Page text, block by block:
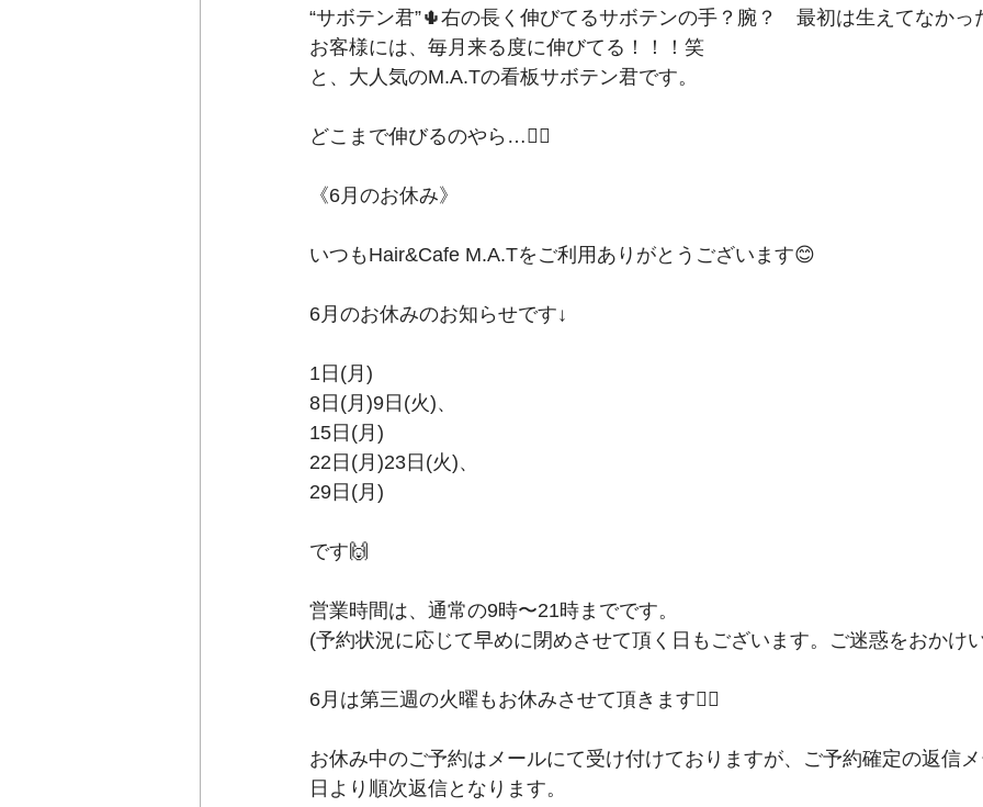
“サボテン君”🌵右の長く伸びてるサボテンの手？腕？　最初は生えてなかっ
お客様には、毎月来る度に伸びてる！！！笑﻿
と、大人気のM.A.Tの看板サボテン君です。﻿
どこまで伸びるのやら…🤷‍♀️﻿
《6月のお休み》﻿
いつもHair&Cafe M.A.Tをご利用ありがとうございます😊﻿
6月のお休みのお知らせです↓﻿
1日(月)﻿
8日(月)9日(火)、﻿
15日(月)﻿
22日(月)23日(火)、﻿
29日(月)﻿
です🙌﻿
営業時間は、通常の9時〜21時までです。﻿
(予約状況に応じて早めに閉めさせて頂く日もございます。ご迷惑をおかけ
6月は第三週の火曜もお休みさせて頂きます🙇‍♀️﻿
お休み中のご予約はメールにて受け付けておりますが、ご予約確定の返信
日より順次返信となります。﻿